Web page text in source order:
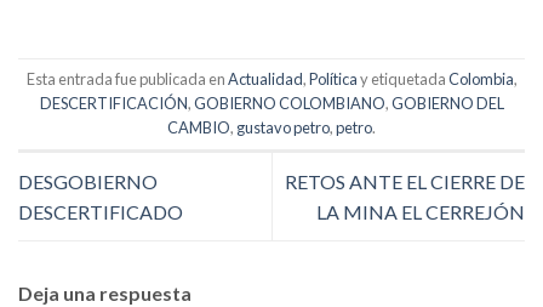
Esta entrada fue publicada enActualidad,Políticay etiquetadaColombia,
DESCERTIFICACIÓN,GOBIERNO COLOMBIANO,GOBIERNO DEL
CAMBIO, gustavo petro,petro.
DESGOBIERNO
DESCERTIFICADO
RETOS ANTE EL CIERRE DE
LA MINA EL CERREJÓN
Deja una respuesta